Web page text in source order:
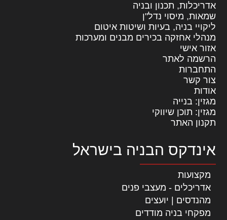
אדריכלות, תכנון ובניה
שמאות, מיסוי נדל"ן
ליקויי בניה, בעיות ושיטות איטום
מנהלי אחזקה בכירים מבנים ומערכות
אזור אישי
הרשמה לאתר
התחברות
צור קשר
אודות
מגזין: בנייה
מגזין: תוכן שיווקי
תקנון האתר
אינדקס הבניה בישראל
מקצועות
אדריכלים - מעצבי פנים
מהנדסים | יועצים
מפקחי בניה מודדים